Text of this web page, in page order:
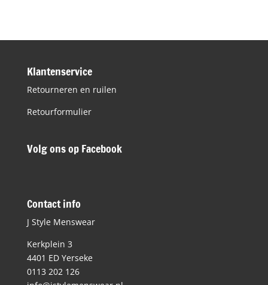
Klantenservice
Retourneren en ruilen
Retourformulier
Volg ons op Facebook
Contact info
J Style Menswear
Kerkplein 3
4401 ED Yerseke
0113 202 126